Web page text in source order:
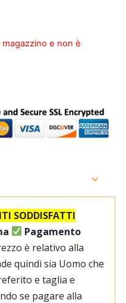
e non è
SODDISFATTI
Pagamento
è relativo alla
quindi sia Uomo che
e taglia e
se pagare alla